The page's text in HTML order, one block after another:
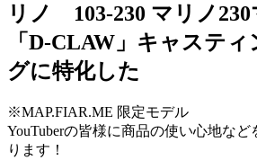
リノ 103-230 マリノ230
「D-CLAW」キャステ
グに特化した
※MAP.FIAR.ME 限定モデル
YouTuberの皆様に商品の使い心地な
ります！